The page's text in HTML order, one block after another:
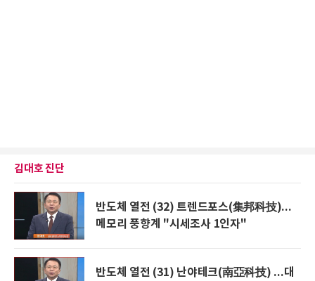
김대호 진단
반도체 열전 (32) 트렌드포스(集邦科技)...
메모리 풍향계 "시세조사 1인자"
반도체 열전 (31) 난야테크(南亞科技) ...대